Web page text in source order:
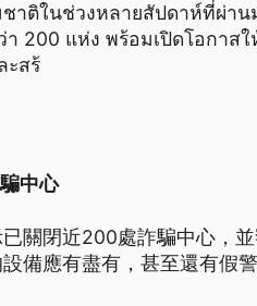
าติในช่วงหลายสัปดาห์ที่ผ่าน
200 แห่ง พร้อมเปิดโอกาสใ
ะสร้
中心
關閉近200處詐騙中心，
備應有盡有，甚至還有假